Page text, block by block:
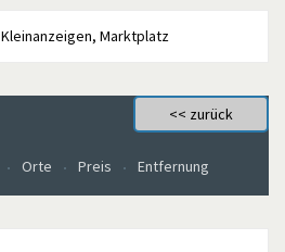
Kleinanzeigen, Marktplatz
Orte Preis Entfernung